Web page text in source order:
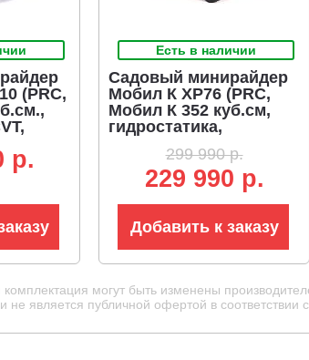
(PRC,
61
p.
Есть в наличии
Садовый минирайдер
Мобил К XP76 (PRC,
Мобил К 352 куб.см,
гидростатика,
ширина кошения 76
см, 164.5 кг)
299 990 р.
229 990 р.
Добавить к заказу
могут быть изменены
является публичной офертой в соответствии